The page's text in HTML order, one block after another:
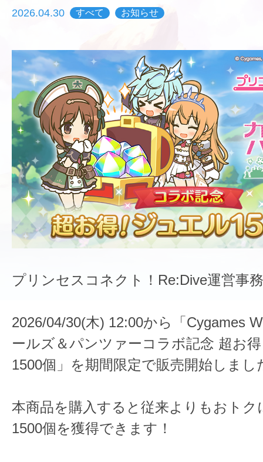
2026.04.30 すべて お知らせ
プリンセスコネクト！Re:Dive運営事
2026/04/30(木) 12:00から「Cygames
ールズ＆パンツァーコラボ記念 超お
1500個」を期間限定で販売開始しまし
本商品を購入すると従来よりもおトク
1500個を獲得できます！